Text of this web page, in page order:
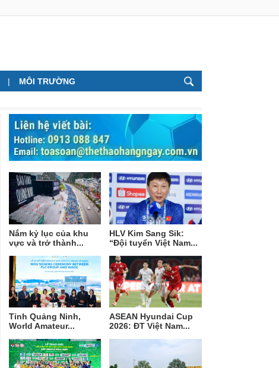
MÔI TRƯỜNG
Nắm kỷ lục của khu
vực và trở thành...
HLV Kim Sang Sik:
“Đội tuyển Việt Nam...
Tỉnh Quảng Ninh,
World Amateur...
ASEAN Hyundai Cup
2026: ĐT Việt Nam...